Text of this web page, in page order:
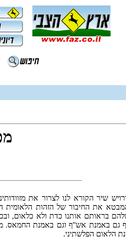
דרויש שיר הקורא לנו לצרור את
את החיבור של הזהות הלאומית
בראותם אותנו כדת ולא כלאום,
גם באמנת אש''ף וגם באמנת החמאס.
הלאום הפלשתיני.